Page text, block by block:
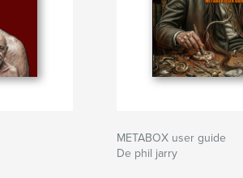
METABOX user guide
De phil jarry